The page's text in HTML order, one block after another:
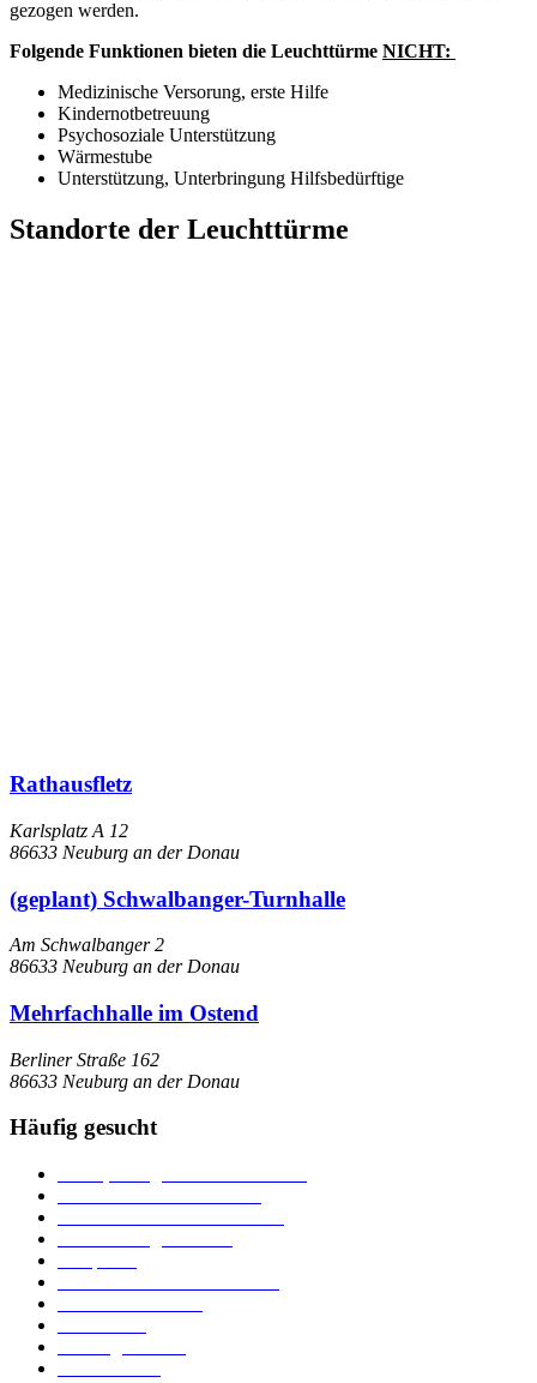
gezogen werden.
Folgende Funktionen bieten die Leuchttürme NICHT:
Medizinische Versorung, erste Hilfe
Kindernotbetreuung
Psychosoziale Unterstützung
Wärmestube
Unterstützung, Unterbringung Hilfsbedürftige
Standorte der Leuchttürme
Rathausfletz
Karlsplatz A 12
86633 Neuburg an der Donau
(geplant) Schwalbanger-Turnhalle
Am Schwalbanger 2
86633 Neuburg an der Donau
Mehrfachhalle im Ostend
Berliner Straße 162
86633 Neuburg an der Donau
Häufig gesucht